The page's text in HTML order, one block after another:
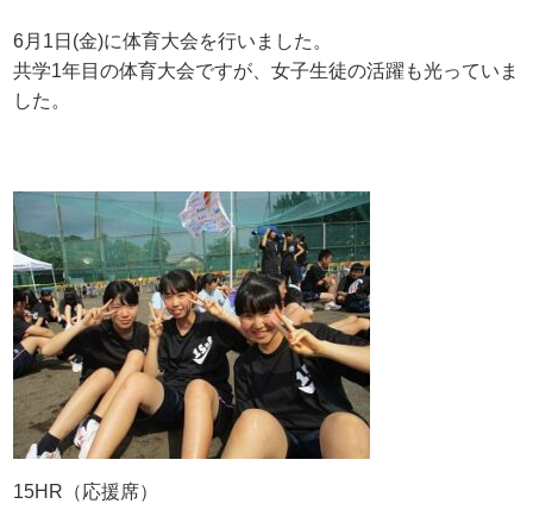
6月1日(金)に体育大会を行いました。
共学1年目の体育大会ですが、女子生徒の活躍も光っていま
した。
15HR（応援席）